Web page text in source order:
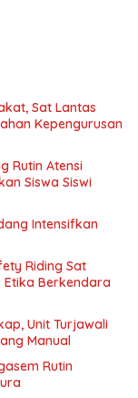
Sat Lantas
Kepengurusan
Rutin Atensi
Siswa Siswi
Intensifkan
Riding Sat
Berkendara
Unit Turjawali
Manual
Rutin